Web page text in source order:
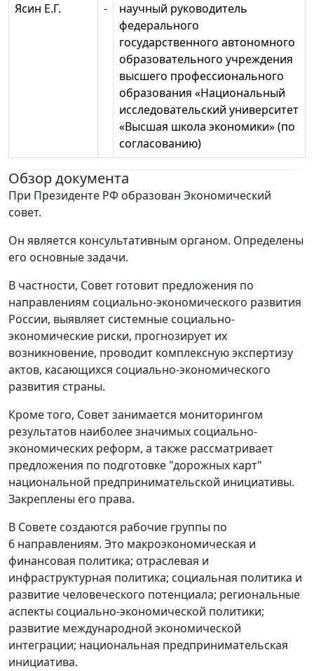
Ясин Е.Г.
-
научный руководитель
федерального
государственного автономного
образовательного учреждения
высшего профессионального
образования «Национальный
исследовательский университет
«Высшая школа экономики» (по
согласованию)
Обзор документа
При Президенте РФ образован Экономический
совет.
Он является консультативным органом. Определены
его основные задачи.
В частности, Совет готовит предложения по
направлениям социально-экономического развития
России, выявляет системные социально-
экономические риски, прогнозирует их
возникновение, проводит комплексную экспертизу
актов, касающихся социально-экономического
развития страны.
Кроме того, Совет занимается мониторингом
результатов наиболее значимых социально-
экономических реформ, а также рассматривает
предложения по подготовке "дорожных карт"
национальной предпринимательской инициативы.
Закреплены его права.
В Совете создаются рабочие группы по
6 направлениям. Это макроэкономическая и
финансовая политика; отраслевая и
инфраструктурная политика; социальная политика и
развитие человеческого потенциала; региональные
аспекты социально-экономической политики;
развитие международной экономической
интеграции; национальная предпринимательская
инициатива.